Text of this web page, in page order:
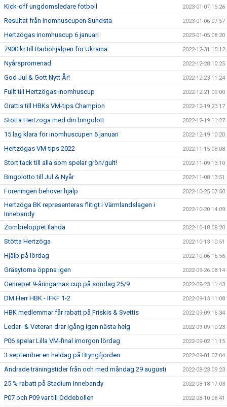
Kick-off ungdomsledare fotboll 2023-01-07 15:26
Resultat från Inomhuscupen Sundsta 2023-01-06 07:57
Hertzögas inomhuscup 6 januari 2023-01-05 08:20
7900 kr till Radiohjälpen för Ukraina 2022-12-31 15:12
Nyårspromenad 2022-12-28 10:25
God Jul & Gott Nytt År! 2022-12-23 11:24
Fullt till Hertzögas inomhuscup 2022-12-21 09:00
Grattis till HBKs VM-tips Champion 2022-12-19 23:17
Stötta Hertzöga med din bingolott 2022-12-19 11:27
15 lag klara för inomhuscupen 6 januari 2022-12-19 10:20
Hertzögas VM-tips 2022 2022-11-15 08:08
Stort tack till alla som spelar grön/gult! 2022-11-09 13:10
Bingolotto till Jul & Nyår 2022-11-08 13:51
Föreningen behöver hjälp 2022-10-25 07:50
Hertzöga BK representeras flitigt i Värmlandslagen i
Innebandy
2022-10-20 14:09
Zombieloppet Ilanda 2022-10-18 08:20
Stötta Hertzöga 2022-10-13 10:51
Hjälp på lördag 2022-10-06 15:56
Gräsytorna öppna igen 2022-09-26 08:14
Genrepet 9-åringarnas cup på söndag 25/9 2022-09-23 11:43
DM Herr HBK - IFKF 1-2 2022-09-13 11:08
HBK medlemmar får rabatt på Friskis & Svettis 2022-09-09 15:34
Ledar- & Veteran drar igång igen nästa helg 2022-09-09 10:23
P06 spelar Lilla VM-final imorgon lördag 2022-09-02 11:15
3 september en heldag på Bryngfjorden 2022-09-01 07:04
Ändrade träningstider från och med måndag 29 augusti 2022-08-23 09:23
25 % rabatt på Stadium Innebandy 2022-08-18 17:03
P07 och P09 var till Oddebollen 2022-08-10 08:41